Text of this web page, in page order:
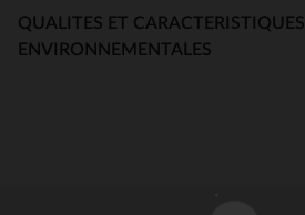
QUALITES ET CARACTERISTIQUES
ENVIRONNEMENTALES